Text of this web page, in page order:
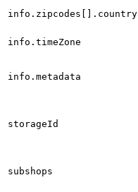
info.zipcodes[].country
info.timeZone
info.metadata
storageId
subshops